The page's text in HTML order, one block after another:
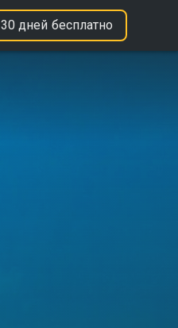
30 дней бесплатно